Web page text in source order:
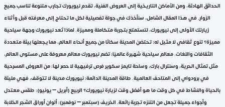
الحدائق الهادئة، ومن الأماكن التاريخية إلى العروض الفنية، تقدم نيويورك تجارب متنوعة تناسب جميع
الزوار. في هذا المقال الشامل، سنأخذك في جولة تفصيلية لكل ما تحتاج إلى معرفته قبل وأثناء
زيارتك الأولى إلى نيويورك، لتستمتع بتجربة متكاملة ومميزة. لماذا تُعد نيويورك وجهة سياحية
مميزة؟ تنوع ثقافي لا مثيل له: تحتضن المدينة سكانًا من جميع أنحاء العالم، مما يجعلها بيئة متعددة
الثقافات واللغات. معالم سياحية شهيرة عالميًا: تضم نيويورك معالم معروفة على مستوى العالم،
مثل تمثال الحرية، وسنترال بارك، وساحة تايمز سكوير فرص ترفيهية لا حصر لها: من العروض المسرحية
في برودواي إلى المتاحف العالمية. طاقة المدينة الدائمة: نيويورك مدينة لا تتوقف، فهي مليئة
بالحياة والنشاط في كل وقت ما هو أفضل وقت لزيارة نيويورك؟ الربيع (أبريل – يونيو): طقس معتدل
وأجواء جميلة تجعل من التنزه تجربة رائعة. الخريف (سبتمبر – نوفمبر): ألوان أوراق الشجر الخلابة